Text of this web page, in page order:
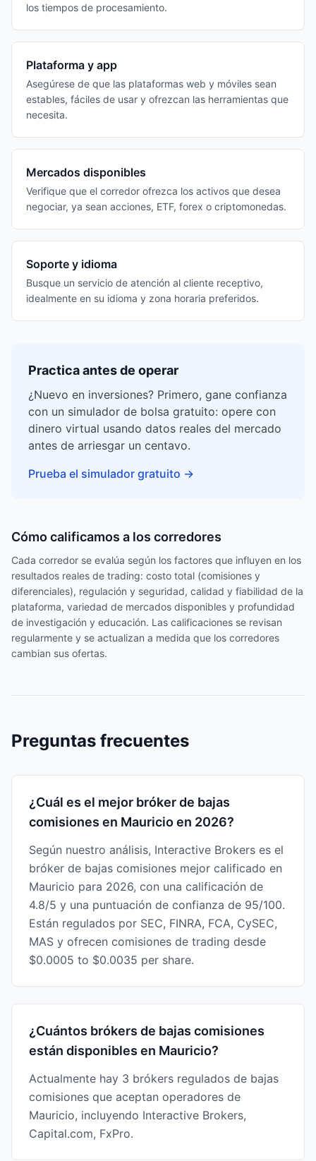
los tiempos de procesamiento.
Plataforma y app
Asegúrese de que las plataformas web y móviles sean
estables, fáciles de usar y ofrezcan las herramientas que
necesita.
Mercados disponibles
Verifique que el corredor ofrezca los activos que desea
negociar, ya sean acciones, ETF, forex o criptomonedas.
Soporte y idioma
Busque un servicio de atención al cliente receptivo,
idealmente en su idioma y zona horaria preferidos.
Practica antes de operar
¿Nuevo en inversiones? Primero, gane confianza
con un simulador de bolsa gratuito: opere con
dinero virtual usando datos reales del mercado
antes de arriesgar un centavo.
Prueba el simulador gratuito →
Cómo calificamos a los corredores
Cada corredor se evalúa según los factores que influyen en los
resultados reales de trading: costo total (comisiones y
diferenciales), regulación y seguridad, calidad y fiabilidad de la
plataforma, variedad de mercados disponibles y profundidad
de investigación y educación. Las calificaciones se revisan
regularmente y se actualizan a medida que los corredores
cambian sus ofertas.
Preguntas frecuentes
¿Cuál es el mejor bróker de bajas
comisiones en Mauricio en 2026?
Según nuestro análisis, Interactive Brokers es el
bróker de bajas comisiones mejor calificado en
Mauricio para 2026, con una calificación de
4.8/5 y una puntuación de confianza de 95/100.
Están regulados por SEC, FINRA, FCA, CySEC,
MAS y ofrecen comisiones de trading desde
$0.0005 to $0.0035 per share.
¿Cuántos brókers de bajas comisiones
están disponibles en Mauricio?
Actualmente hay 3 brókers regulados de bajas
comisiones que aceptan operadores de
Mauricio, incluyendo Interactive Brokers,
Capital.com, FxPro.